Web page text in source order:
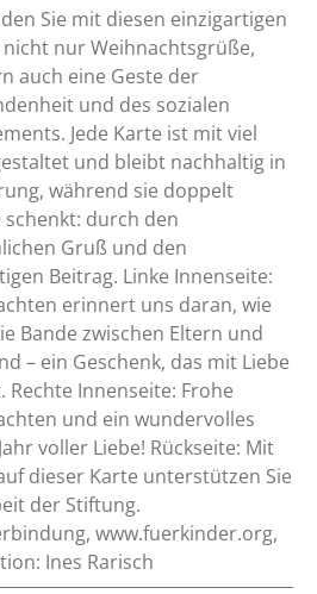
Sie mit diesen einzigartigen
nur Weihnachtsgrüße,
auch eine Geste der
und des sozialen
Jede Karte ist mit viel
und bleibt nachhaltig in
während sie doppelt
schenkt: durch den
Gruß und den
Beitrag. Linke Innenseite:
erinnert uns daran, wie
Bande zwischen Eltern und
– ein Geschenk, das mit Liebe
Rechte Innenseite: Frohe
und ein wundervolles
voller Liebe! Rückseite: Mit
dieser Karte unterstützen Sie
der Stiftung.
www.fuerkinder.org,
Ines Rarisch